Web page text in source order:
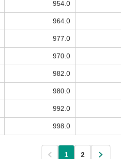
954.0
964.0
977.0
970.0
982.0
980.0
992.0
998.0
1 2